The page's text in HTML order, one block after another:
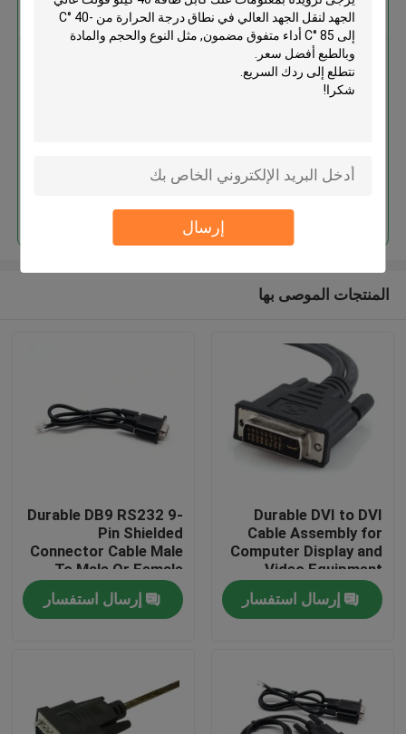
إرسال
منزل
حول بنا
احصل على افضل سعر ل
المنتجات الموصى بها
Durable DVI to DVI
Cable Assembly for
Computer Display and
Video Equipment
Custom Cable Wire
Harness
Manufacturers
إرسال استفسار
Durable DB9 RS232 9-
Pin Shielded
Connector Cable Male
To Male Or Female
Type | Custom Cable
إرسال استفسار